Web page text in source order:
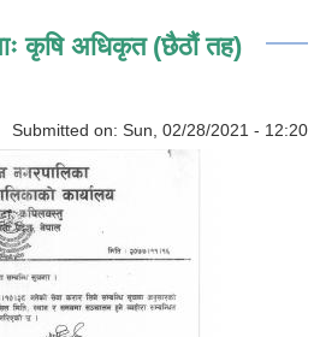
कृषि अधिकृत (छैठौं तह)
Submitted on: Sun, 02/28/2021 - 12:20